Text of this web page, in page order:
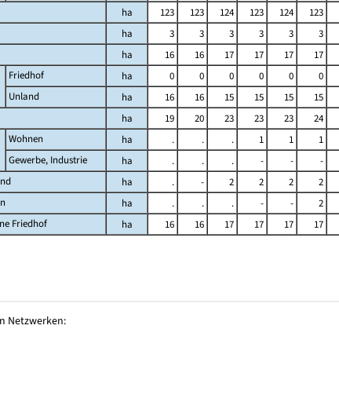
ha 123 123 124 123 124 123
ha 3 3 3 3 3 3
ha 16 16 17 17 17 17
Friedhof ha 0 0 0 0 0 0
Unland
ha 16 16 15 15 15 15
ha 19 20 23 23 23 24
Wohnen ha . . . 1 1 1
Gewerbe, Industrie
ha . . . - - -
ha . - 2 2 2 2
ha . . . - - 2
Friedhof
ha 16 16 17 17 17 17
Netzwerken: